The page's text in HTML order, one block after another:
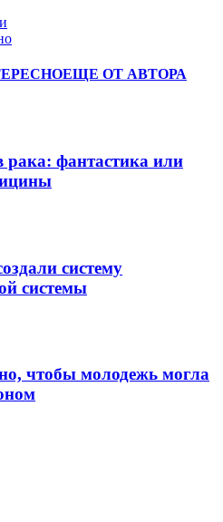
ЕЩЕ ОТ АВТОРА
рака: фантастика или
систему
системы
чтобы молодежь могла